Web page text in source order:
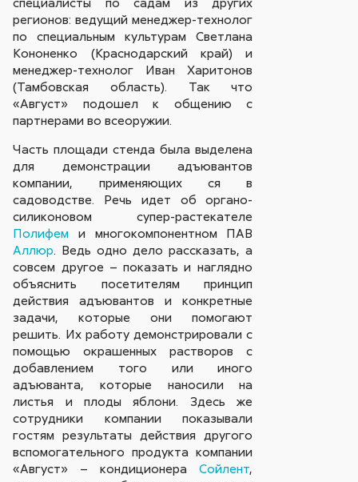
регионов: ведущий менеджер-технолог
по специальным культурам Светлана
Кононенко (Краснодарский край) и
менеджер-технолог Иван Харитонов
(Тамбовская область). Так что
«Август» подошел к общению с
партнерами во всеоружии.
Часть площади стенда была выделена
для демонстрации адъювантов
компании, применяющих ся в
садоводстве. Речь идет об органо-
силиконовом супер-растекателе
Полифем и многокомпонентном ПАВ
Аллюр. Ведь одно дело рассказать, а
совсем другое – показать и наглядно
объяснить посетителям принцип
действия адъювантов и конкретные
задачи, которые они помогают
решить. Их работу демонстрировали с
помощью окрашенных растворов с
добавлением того или иного
адъюванта, которые наносили на
листья и плоды яблони. Здесь же
сотрудники компании показывали
гостям результаты действия другого
вспомогательного продукта компании
«Август» – кондиционераСойлент,